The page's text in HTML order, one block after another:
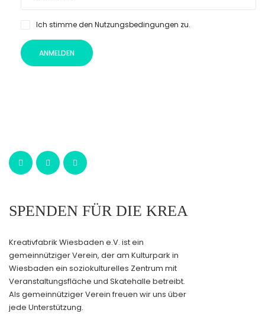
Ich stimme den Nutzungsbedingungen zu.
ANMELDEN
SPENDEN FÜR DIE KREA
Kreativfabrik Wiesbaden e.V. ist ein
gemeinnütziger Verein, der am Kulturpark in
Wiesbaden ein soziokulturelles Zentrum mit
Veranstaltungsfläche und Skatehalle betreibt.
Als gemeinnütziger Verein freuen wir uns über
jede Unterstützung.